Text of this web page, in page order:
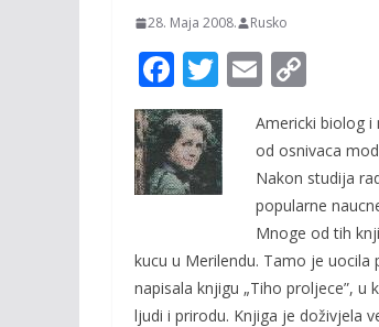
28. Maja 2008. Rusko
F
ac
e
b
o
o
k
T
w
itt
er
E
ai
l
o
p
y
Li
n
k
Americki biolog i
od osnivaca
Nakon studija
popularne
Mnoge od tih
kucu u Merilendu. Tamo je
napisala knjigu „Tiho proljece”,
ljudi i prirodu. Knjiga je doživjela